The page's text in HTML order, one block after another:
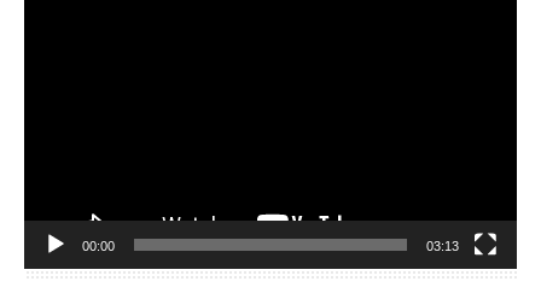
00:00 03:13